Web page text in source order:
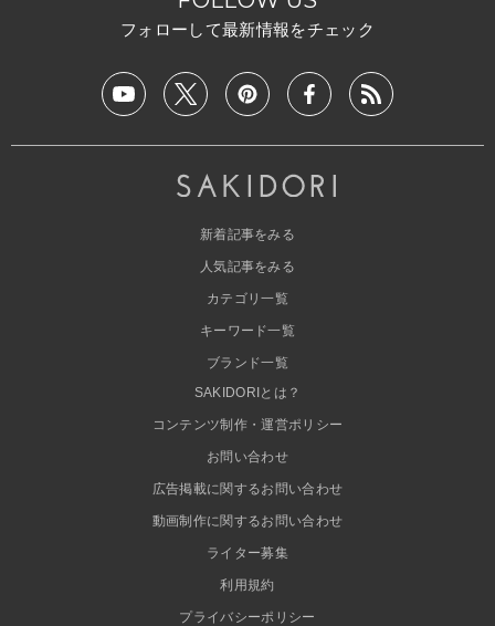
フォローして最新情報をチェック
新着記事をみる
人気記事をみる
カテゴリ一覧
キーワード一覧
ブランド一覧
SAKIDORIとは？
コンテンツ制作・運営ポリシー
お問い合わせ
広告掲載に関するお問い合わせ
動画制作に関するお問い合わせ
ライター募集
利用規約
プライバシーポリシー